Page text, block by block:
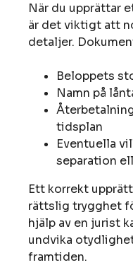
När du upprättar
är det viktigt att
detaljer.
Beloppets
Namn på
tidsplan
Eventuella
separation
Ett korrekt
rättslig trygghet
hjälp av en jurist
undvika
framtiden.